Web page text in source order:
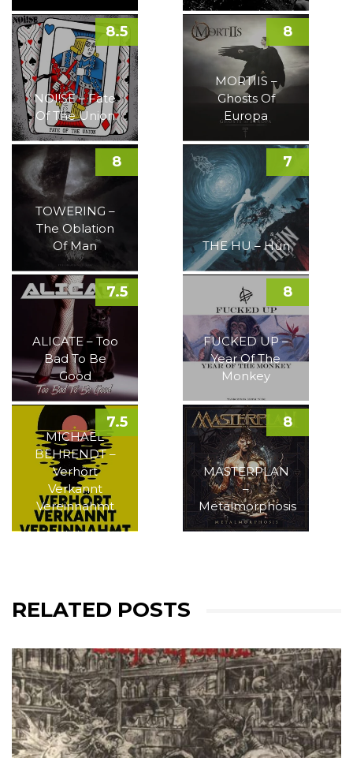
NOI!SE – Fate
Of The Union
8.5
MORTIIS –
Ghosts Of
Europa
8
TOWERING –
The Oblation
Of Man
8
THE HU – Hun
7
ALICATE – Too
Bad To Be
Good
7.5
FUCKED UP –
Year Of The
Monkey
8
MICHAEL
BEHRENDT –
Verhört
Verkannt
Vereinnahmt
7.5
MASTERPLAN
–
Metalmorphosis
8
RELATED POSTS